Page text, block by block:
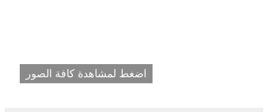
اضغط لمشاهدة كافة الصور